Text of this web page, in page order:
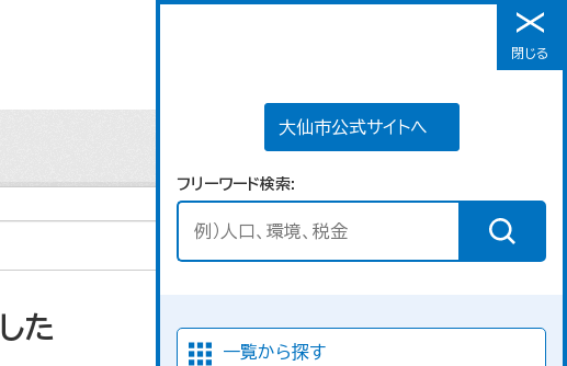
メニュー
大仙市公式サイトへ
フリーワード検索
一覧から探す
閉じる
た